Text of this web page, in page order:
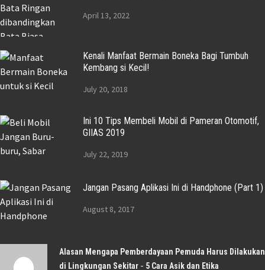
April 13, 2022
Kenali Manfaat Bermain Boneka Bagi Tumbuh
Kembang si Kecil!
July 20, 2018
Ini 10 Tips Membeli Mobil di Pameran Otomotif,
GIIAS 2019
July 22, 2019
Jangan Pasang Aplikasi Ini di Handphone (Part 1)
August 8, 2017
Alasan Mengapa Pemberdayaan Pemuda Harus Dilakukan
di Lingkungan Sekitar - 5 Cara Asik dan Etika